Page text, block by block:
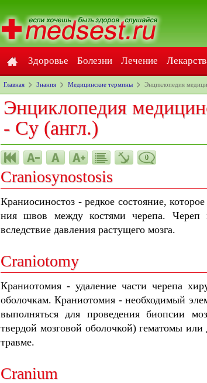
Здоровье Болезни Лечение
Главная Знания Медицинские термины Энциклопедия
Энциклопедия
- Cy (англ.)
0
Craniosynostosis
Краниосиностоз - редкое состояние,
ния швов между костями черепа.
вследствие давления растущего мозга.
Craniotomy
Краниотомия - удаление части черепа
оболочкам. Краниотомия - необходимый
выполняться для проведения биопсии
твердой мозговой оболочкой) гематомы
травме.
Cranium